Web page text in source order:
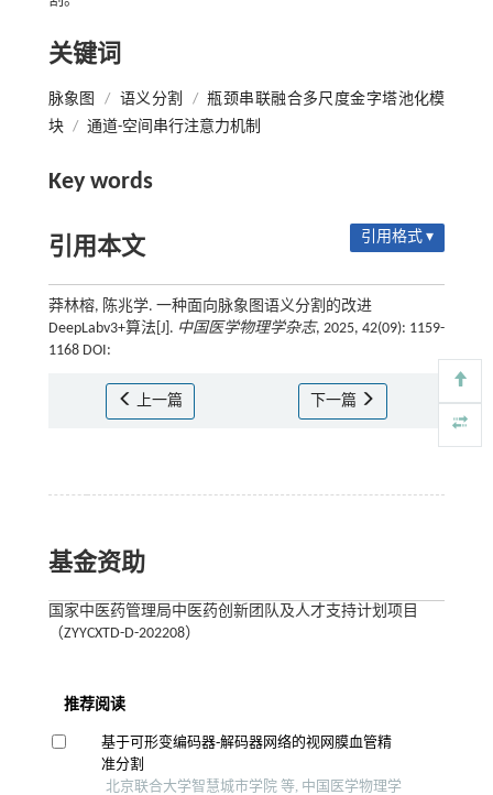
关键词
脉象图 / 语义分割 / 瓶颈串联融合多尺度金字塔池化模
块 / 通道-空间串行注意力机制
Key words
引用本文 引用格式 ▾
莽林榕, 陈兆学. 一种面向脉象图语义分割的改进
DeepLabv3+算法[J]. 中国医学物理学杂志, 2025, 42(09): 1159-
1168 DOI:
上一篇 下一篇
基金资助
国家中医药管理局中医药创新团队及人才支持计划项目
（ZYYCXTD-D-202208）